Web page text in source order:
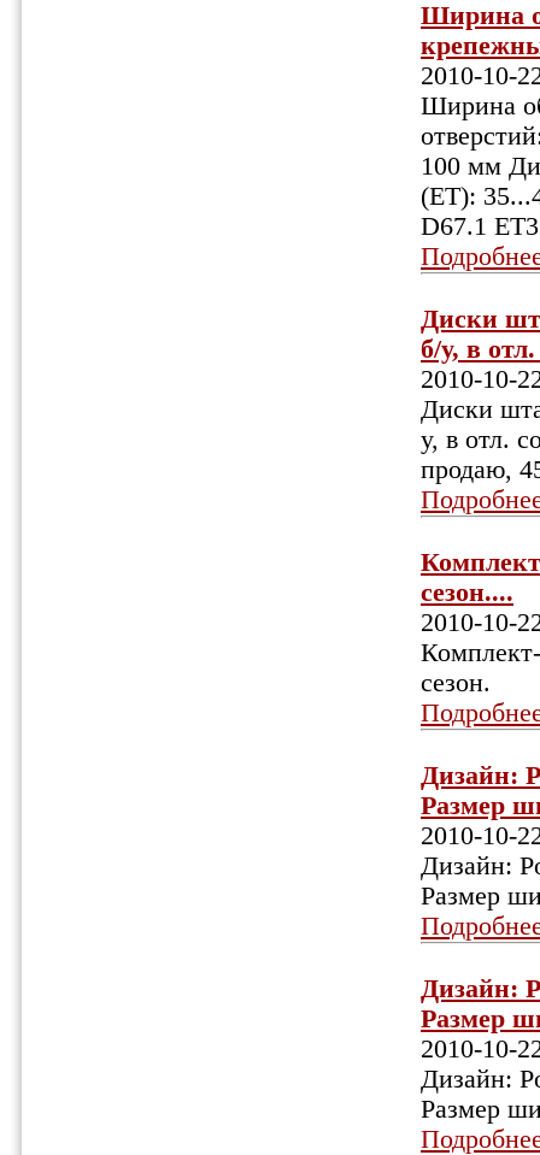
Ширина
2010-10-
Ширина
100 мм
(ET):
D67.1
Диски
б/у, в
2010-10-
Диски
у, в отл.
продаю,
сезон....
2010-10-
сезон.
Дизайн:
Размер
2010-10-
Дизайн:
Размер
Дизайн:
Размер
2010-10-
Дизайн:
Размер